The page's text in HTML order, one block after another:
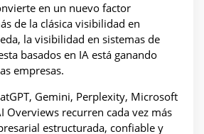
en un nuevo factor
de la clásica visibilidad en
la visibilidad en sistemas de
basados en IA está ganando
empresas.
Gemini, Perplexity, Microsoft
Overviews recurren cada vez más
estructurada, confiable y